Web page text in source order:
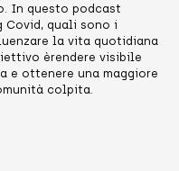
In questo podcast
Covid, quali sono i
la vita quotidiana
èrendere visibile
e ottenere una maggiore
colpita.